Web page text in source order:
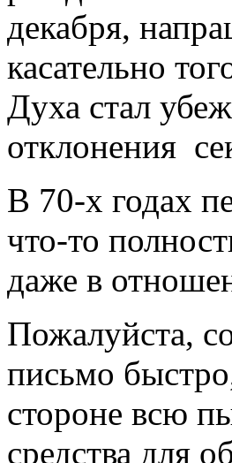
декабря,
касательно
Духа стал
отклонения
В 70-х годах
что-то
даже в
Пожалуйста,
письмо
стороне всю
средства для